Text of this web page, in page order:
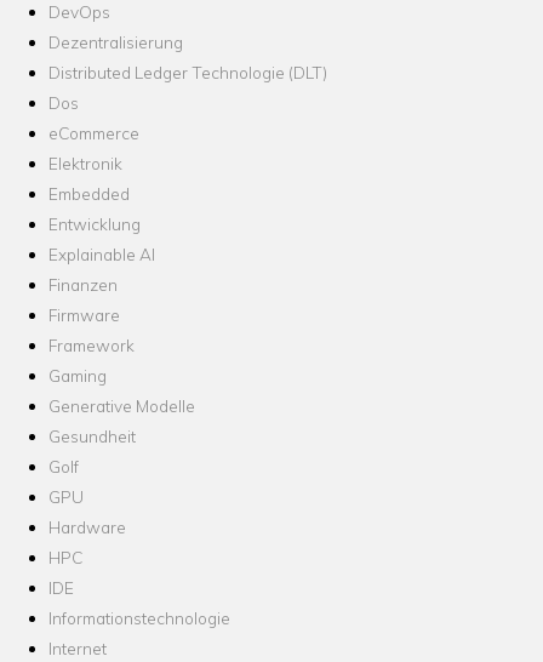
DevOps
Dezentralisierung
Distributed Ledger Technologie (DLT)
Dos
eCommerce
Elektronik
Embedded
Entwicklung
Explainable AI
Finanzen
Firmware
Framework
Gaming
Generative Modelle
Gesundheit
Golf
GPU
Hardware
HPC
IDE
Informationstechnologie
Internet